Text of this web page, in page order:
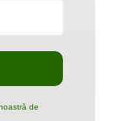
de